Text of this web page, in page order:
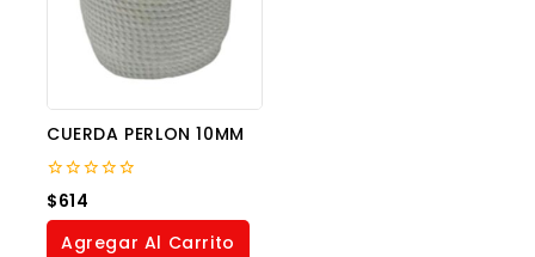
CUERDA PERLON 10MM
0
out
of
$614
Agregar Al Carrito